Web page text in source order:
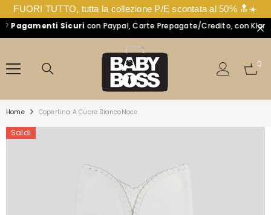
FUORI TUTTO, tutta la collezione P/E scontata al 50% 🔝☀️
VAI DIRETTAMENTE AI CONTENUTI
Sicuricon Paypal, Carte Prepagate/Credito, con Klarna
0
0
Home Copertina A Cuore BiancoNoce
Saldi